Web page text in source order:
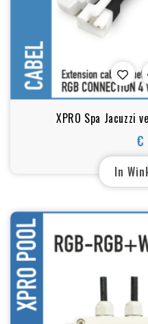
XPRO Spa Jacuzzi
€
In